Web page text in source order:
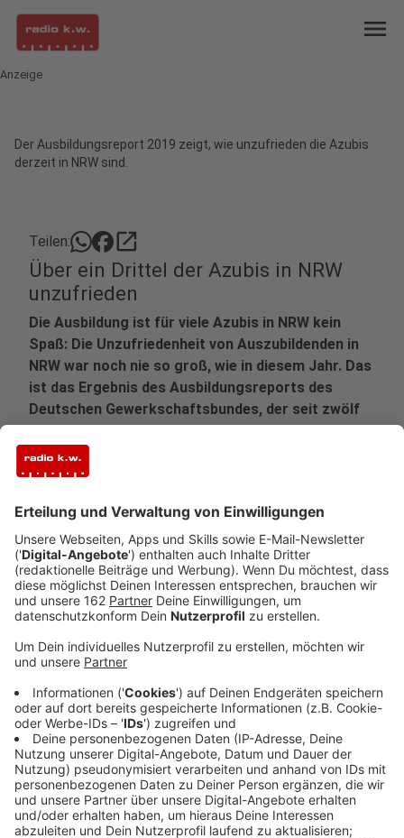
menu
Anzeige
Der Ausbildungsreport 2019 zeigt, wie unzufrieden die Azubis
derzeit in NRW sind.
Teilen: open_in_new
Über ein Drittel der Azubis in NRW
unzufrieden
Die Ausbildung ist für viele Azubis in NRW kein
Spaß: Die Unzufriedenheit von Auszubildenden in
NRW war noch nie so groß, wie in diesem Jahr. Das
ist das Ergebnis des Ausbildungsreports des
Deutschen Gewerkschaftsbundes, der seit zwölf
Jahren erhoben wird.
Veröffentlicht:
Anzeige
32,1 Prozent der Befragten Azubis sagten bei der
Befragung, dass sie sich nicht gut aufgehoben und
betreut fühlen. Dabei gibt es himmelweite
Unterschiede zwischen den Berufen. 5.000 Azubis
wurden in den 25 häufigsten Berufen befragt. Das
Ergebnis: Verwaltungsfachangestellte sind während
ihrer Ausbildungszeit am zufriedensten - ganz unten
auf der Skala landen Hotelfachkräfte und Friseure.
Eine weitere Erkenntnis: Je kleiner ein Betrieb ist,
desto größer die Unzufriedenheit.
Anzeige